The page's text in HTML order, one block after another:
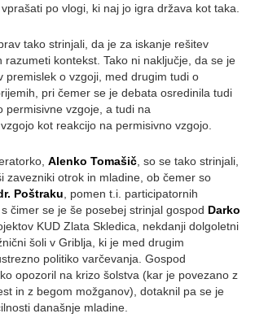
po vlogi, ki naj jo igra država kot taka.
tako strinjali, da je za iskanje rešitev
razumeti kontekst. Tako ni naključje, da se je
premislek o vzgoji, med drugim tudi o
pri čemer se je debata osredinila tudi
permisivne vzgoje, a tudi na
kot reakcijo na permisivno vzgojo.
Alenko Tomašič, so se tako strinjali,
zavezniki otrok in mladine, ob čemer so
Poštraku, pomen t.i. participatornih
čimer se je še posebej strinjal gospod Darko
KUD Zlata Skledica, nekdanji dolgoletni
šoli v Griblja, ki je med drugim
politiko varčevanja. Gospod
opozoril na krizo šolstva (kar je povezano z
in z begom možganov), dotaknil pa se je
današnje mladine.